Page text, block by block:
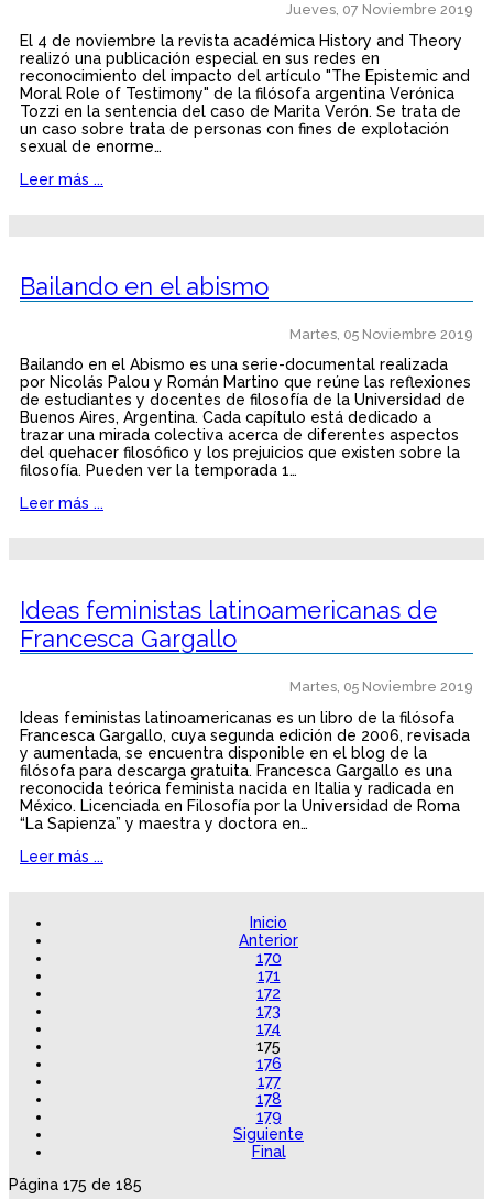
Jueves, 07 Noviembre 2019
El 4 de noviembre la revista académica History and Theory
realizó una publicación especial en sus redes en
reconocimiento del impacto del artículo "The Epistemic and
Moral Role of Testimony" de la filósofa argentina Verónica
Tozzi en la sentencia del caso de Marita Verón. Se trata de
un caso sobre trata de personas con fines de explotación
sexual de enorme…
Leer más ...
Bailando en el abismo
Martes, 05 Noviembre 2019
Bailando en el Abismo es una serie-documental realizada
por Nicolás Palou y Román Martino que reúne las reflexiones
de estudiantes y docentes de filosofía de la Universidad de
Buenos Aires, Argentina. Cada capítulo está dedicado a
trazar una mirada colectiva acerca de diferentes aspectos
del quehacer filosófico y los prejuicios que existen sobre la
filosofía. Pueden ver la temporada 1…
Leer más ...
Ideas feministas latinoamericanas de
Francesca Gargallo
Martes, 05 Noviembre 2019
Ideas feministas latinoamericanas es un libro de la filósofa
Francesca Gargallo, cuya segunda edición de 2006, revisada
y aumentada, se encuentra disponible en el blog de la
filósofa para descarga gratuita. Francesca Gargallo es una
reconocida teórica feminista nacida en Italia y radicada en
México. Licenciada en Filosofía por la Universidad de Roma
“La Sapienza” y maestra y doctora en…
Leer más ...
Inicio
Anterior
170
171
172
173
174
175
176
177
178
179
Siguiente
Final
Página 175 de 185